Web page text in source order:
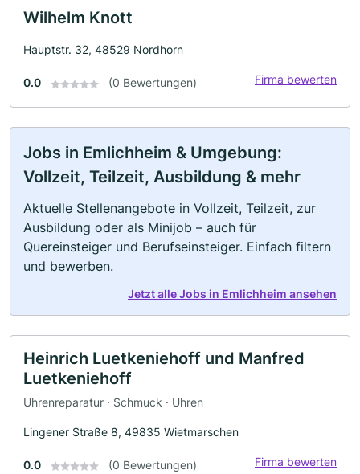
Wilhelm Knott
Hauptstr. 32, 48529 Nordhorn
0.0 (0 Bewertungen) Firma bewerten
Jobs in Emlichheim & Umgebung:
Vollzeit, Teilzeit, Ausbildung & mehr
Aktuelle Stellenangebote in Vollzeit, Teilzeit, zur
Ausbildung oder als Minijob – auch für
Quereinsteiger und Berufseinsteiger. Einfach filtern
und bewerben.
Jetzt alle Jobs in Emlichheim ansehen
Heinrich Luetkeniehoff und Manfred
Luetkeniehoff
Uhrenreparatur · Schmuck · Uhren
Lingener Straße 8, 49835 Wietmarschen
0.0 (0 Bewertungen) Firma bewerten